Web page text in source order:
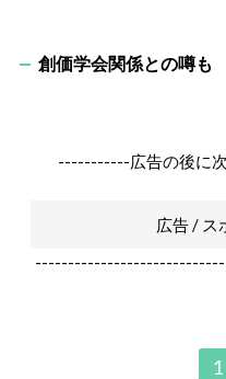
創価学会関係との噂も
-----------広告の後に
広告 / ス
1